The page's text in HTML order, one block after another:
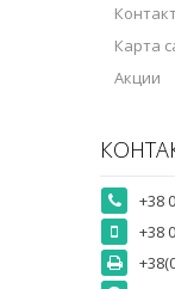
Карта
Акции
+38
+38